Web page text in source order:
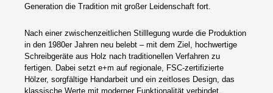
Generation die Tradition mit großer Leidenschaft fort.
Nach einer zwischenzeitlichen Stilllegung wurde die Produktion
in den 1980er Jahren neu belebt – mit dem Ziel, hochwertige
Schreibgeräte aus Holz nach traditionellen Verfahren zu
fertigen. Dabei setzt e+m auf regionale, FSC-zertifizierte
Hölzer, sorgfältige Handarbeit und ein zeitloses Design, das
klassische Werte mit moderner Funktionalität verbindet.